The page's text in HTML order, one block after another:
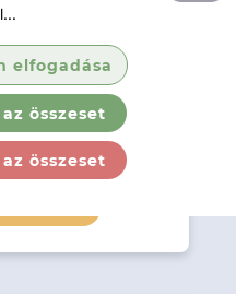
elfogadása
összeset
összeset
9 500 Ft